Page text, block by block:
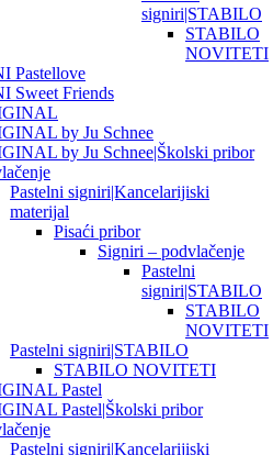
signiri|STABILO
STABILO
NOVITETI
Pastellove
Sweet Friends
by Ju Schnee
by Ju Schnee|Školski pribor
Pastelni signiri|Kancelarijiski
materijal
Pisaći pribor
Signiri – podvlačenje
Pastelni
signiri|STABILO
STABILO
NOVITETI
Pastelni signiri|STABILO
STABILO NOVITETI
Pastel
Pastel|Školski pribor
Pastelni signiri|Kancelarijiski